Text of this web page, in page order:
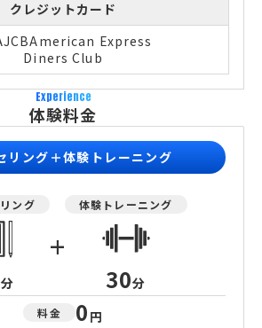
クレジットカード
JCBAmerican Express
Diners Club
Experience
体験料金
リング＋体験トレーニング
ング
分
+
体験トレーニング
30分
料金 0 円